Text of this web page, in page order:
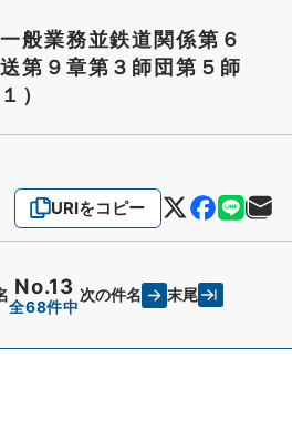
般業務並鉄道関係第６
第９章第３師団第５師
）
URIをコピー
No.13
全68件中
次の件名 末尾